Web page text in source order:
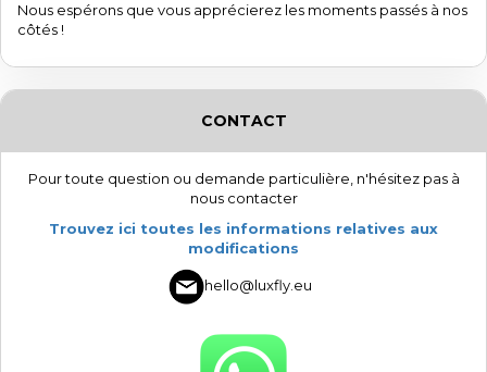
Nous espérons que vous apprécierez les moments passés à nos
côtés !
CONTACT
Pour toute question ou demande particulière, n'hésitez pas à
nous contacter
Trouvez ici toutes les informations relatives aux
modifications
hello@luxfly.eu